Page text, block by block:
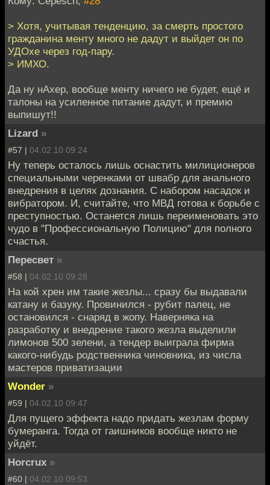
> Хотя, учитывая тенденцию, за смерть простого
гражданина менту много не дадут и выйдет он по
УДОхе через год-пару.
> ИМХО.
Да ну нАхер, вообще менту ничего не будет, ещё и
талоны на усиленное питание дадут, и премию
выпишут!!
Lizard »
#57 | 04.02.10 09:24
Ну теперь осталось лишь оснастить милиционеров
специальными черенками от швабр для анального
внедрения в целях дознания. С набором насадок и
вибратором. И, считайте, что МВД готова к борьбе с
преступностью. Останется лишь переименовать это
чудо в "Профессиональную Полицию" для полного
счастья.
Пересвет »
#58 | 04.02.10 09:28
На кой хрен им такие жезлы... сразу бы выдавали
катану и базуку. Провинился - рубит палец, не
остановился - снаряд в жопу. Наверняка на
разработку и внедрение такого жезла выделили
лимонов 500 зелени, а тендер выиграла фирма
какого-нибудь родственника чиновника, из числа
мастеров приватизации
Wonder »
#59 | 04.02.10 09:47
Для пущего эффекта надо придать жезлам форму
бумеранга. Тогда от гаишников вообще никто не
уйдёт.
Horcrux »
#60 | 04.02.10 09:53